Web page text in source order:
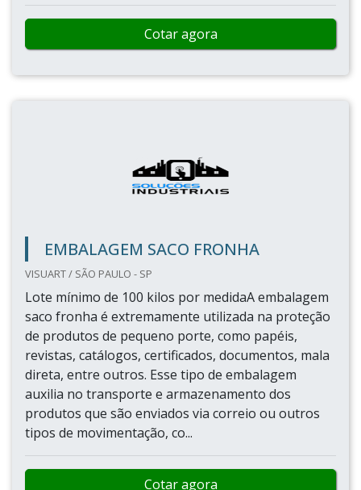
Cotar agora
SACO EMBALAGEM
ARTVAC EMBALAGENS / TRÊS PONTAS - MG
Lote mínimo de polietileno e polipropileno: 50KgO
saco embalagem é resistente, prático e seguro
para o armazenamento de diversos produtos, por
isso deve ser feito com máxima qualidade e
competência por parte da empresa que o
fornece.Solicite um orçamento agora mesmo!
Cotar agora